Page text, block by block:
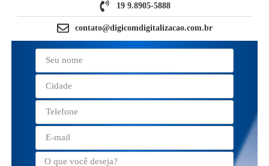
19 9.8905-5888
contato@digicomdigitalizacao.com.br